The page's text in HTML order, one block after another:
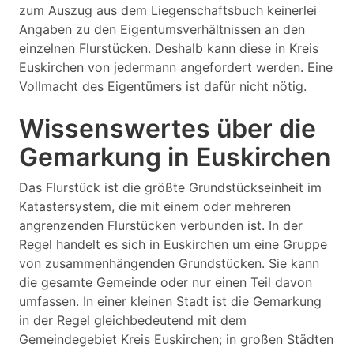
zum Auszug aus dem Liegenschaftsbuch keinerlei
Angaben zu den Eigentumsverhältnissen an den
einzelnen Flurstücken. Deshalb kann diese in Kreis
Euskirchen von jedermann angefordert werden. Eine
Vollmacht des Eigentümers ist dafür nicht nötig.
Wissenswertes über die
Gemarkung in Euskirchen
Das Flurstück ist die größte Grundstückseinheit im
Katastersystem, die mit einem oder mehreren
angrenzenden Flurstücken verbunden ist. In der
Regel handelt es sich in Euskirchen um eine Gruppe
von zusammenhängenden Grundstücken. Sie kann
die gesamte Gemeinde oder nur einen Teil davon
umfassen. In einer kleinen Stadt ist die Gemarkung
in der Regel gleichbedeutend mit dem
Gemeindegebiet Kreis Euskirchen; in großen Städten